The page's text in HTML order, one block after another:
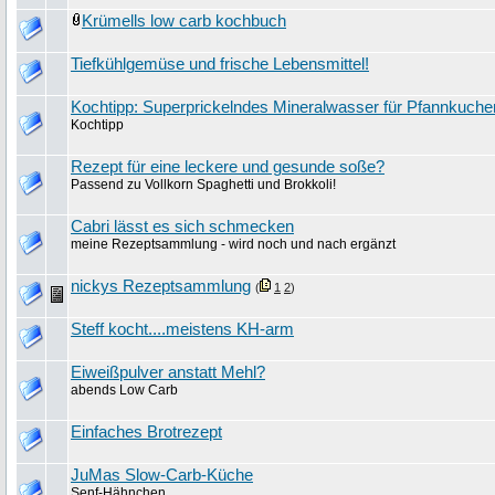
Krümells low carb kochbuch
Tiefkühlgemüse und frische Lebensmittel!
Kochtipp: Superprickelndes Mineralwasser für
Kochtipp
Rezept für eine leckere und gesunde soße?
Passend zu Vollkorn Spaghetti und Brokkoli!
Cabri lässt es sich schmecken
meine Rezeptsammlung - wird noch und nach ergänzt
nickys Rezeptsammlung ( 1 2)
Steff kocht....meistens KH-arm
Eiweißpulver anstatt Mehl?
abends Low Carb
Einfaches Brotrezept
JuMas Slow-Carb-Küche